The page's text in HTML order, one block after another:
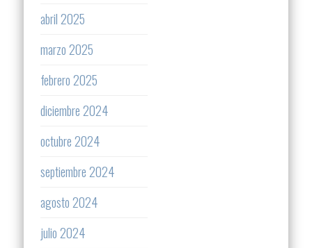
abril 2025
marzo 2025
febrero 2025
diciembre 2024
octubre 2024
septiembre 2024
agosto 2024
julio 2024